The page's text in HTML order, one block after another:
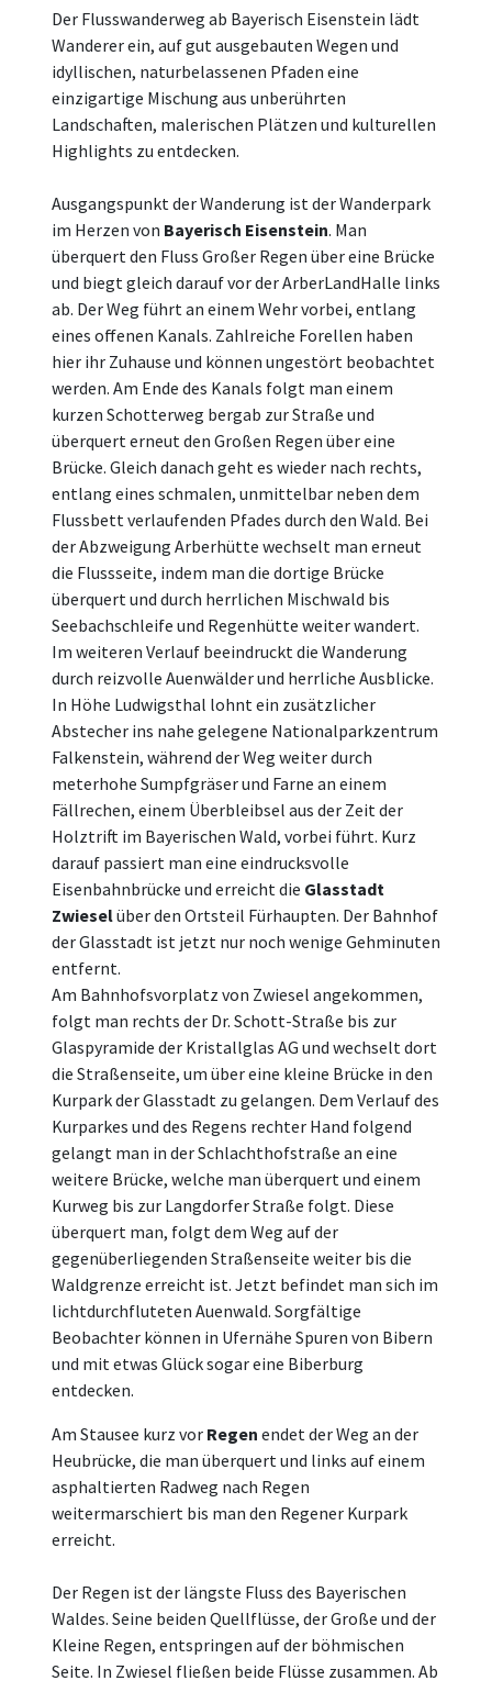
Der Flusswanderweg ab Bayerisch Eisenstein lädt
Wanderer ein, auf gut ausgebauten Wegen und
idyllischen, naturbelassenen Pfaden eine
einzigartige Mischung aus unberührten
Landschaften, malerischen Plätzen und kulturellen
Highlights zu entdecken.
Ausgangspunkt der Wanderung ist der Wanderpark
im Herzen von Bayerisch Eisenstein. Man
überquert den Fluss Großer Regen über eine Brücke
und biegt gleich darauf vor der ArberLandHalle links
ab. Der Weg führt an einem Wehr vorbei, entlang
eines offenen Kanals. Zahlreiche Forellen haben
hier ihr Zuhause und können ungestört beobachtet
werden. Am Ende des Kanals folgt man einem
kurzen Schotterweg bergab zur Straße und
überquert erneut den Großen Regen über eine
Brücke. Gleich danach geht es wieder nach rechts,
entlang eines schmalen, unmittelbar neben dem
Flussbett verlaufenden Pfades durch den Wald. Bei
der Abzweigung Arberhütte wechselt man erneut
die Flussseite, indem man die dortige Brücke
überquert und durch herrlichen Mischwald bis
Seebachschleife und Regenhütte weiter wandert.
Im weiteren Verlauf beeindruckt die Wanderung
durch reizvolle Auenwälder und herrliche Ausblicke.
In Höhe Ludwigsthal lohnt ein zusätzlicher
Abstecher ins nahe gelegene Nationalparkzentrum
Falkenstein, während der Weg weiter durch
meterhohe Sumpfgräser und Farne an einem
Fällrechen, einem Überbleibsel aus der Zeit der
Holztrift im Bayerischen Wald, vorbei führt. Kurz
darauf passiert man eine eindrucksvolle
Eisenbahnbrücke und erreicht die Glasstadt
Zwieselüber den Ortsteil Fürhaupten. Der Bahnhof
der Glasstadt ist jetzt nur noch wenige Gehminuten
entfernt.
Am Bahnhofsvorplatz von Zwiesel angekommen,
folgt man rechts der Dr. Schott-Straße bis zur
Glaspyramide der Kristallglas AG und wechselt dort
die Straßenseite, um über eine kleine Brücke in den
Kurpark der Glasstadt zu gelangen. Dem Verlauf des
Kurparkes und des Regens rechter Hand folgend
gelangt man in der Schlachthofstraße an eine
weitere Brücke, welche man überquert und einem
Kurweg bis zur Langdorfer Straße folgt. Diese
überquert man, folgt dem Weg auf der
gegenüberliegenden Straßenseite weiter bis die
Waldgrenze erreicht ist. Jetzt befindet man sich im
lichtdurchfluteten Auenwald. Sorgfältige
Beobachter können in Ufernähe Spuren von Bibern
und mit etwas Glück sogar eine Biberburg
entdecken.
Am Stausee kurz vor Regen endet der Weg an der
Heubrücke, die man überquert und links auf einem
asphaltierten Radweg nach Regen
weitermarschiert bis man den Regener Kurpark
erreicht.
Der Regen ist der längste Fluss des Bayerischen
Waldes. Seine beiden Quellflüsse, der Große und der
Kleine Regen, entspringen auf der böhmischen
Seite. In Zwiesel fließen beide Flüsse zusammen. Ab